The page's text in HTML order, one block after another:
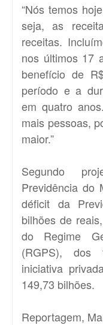
“Nós temos
seja, as
receitas.
nos últimos 17
benefício de
período e a
em quatro
mais pessoas,
maior.”
Segundo
Previdência do
déficit da
bilhões de
do Regime
(RGPS), dos
iniciativa
149,73 bilhões.
Reportagem,